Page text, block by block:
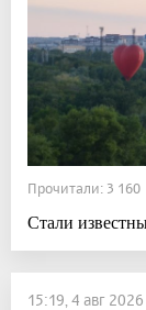
Прочитали: 3
Стали
15:19, 4 авг 2026